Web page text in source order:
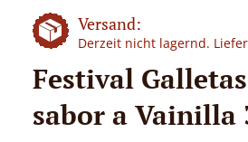
Versand:
Derzeit nicht lagernd.
Festival
sabor a Vainilla